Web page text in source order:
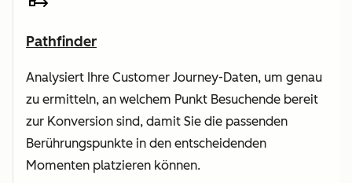
Pathfinder
Analysiert Ihre Customer Journey-Daten, um genau
zu ermitteln, an welchem Punkt Besuchende bereit
zur Konversion sind, damit Sie die passenden
Berührungspunkte in den entscheidenden
Momenten platzieren können.